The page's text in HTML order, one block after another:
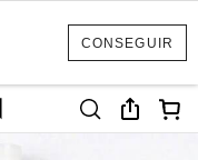
CONSEGUIR